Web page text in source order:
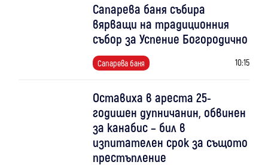
Сапарева баня събира
вярващи на традиционния
събор за Успение Богородично
Сапарева баня 10:15
Оставиха в ареста 25-
годишен дупничанин, обвинен
за канабис – бил в
изпитателен срок за същото
престъпление